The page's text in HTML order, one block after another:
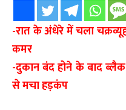
-रात के अंधेरे में चला
कमर
-दुकान बंद होने के बाद
से मचा हड़कंप